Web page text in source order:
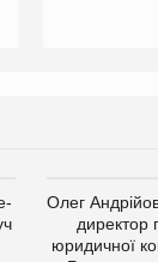
Олег
директор
юридичної